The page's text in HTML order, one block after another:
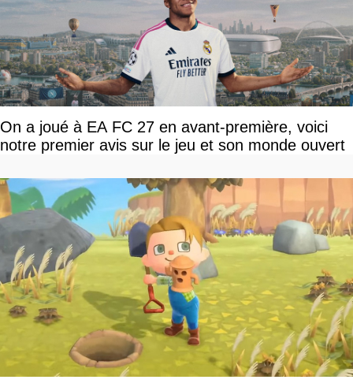
On a joué à EA FC 27 en avant-première, voici
notre premier avis sur le jeu et son monde ouvert